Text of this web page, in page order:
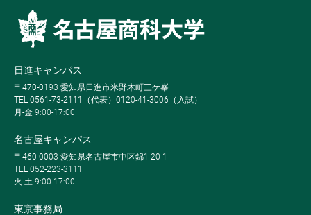
日進キャンパス
〒470-0193 愛知県日進市米野木町三ケ峯
TEL 0561-73-2111（代表）0120-41-3006（入試）
月-金 9:00-17:00
名古屋キャンパス
〒460-0003 愛知県名古屋市中区錦1-20-1
TEL 052-223-3111
火-土 9:00-17:00
東京事務局